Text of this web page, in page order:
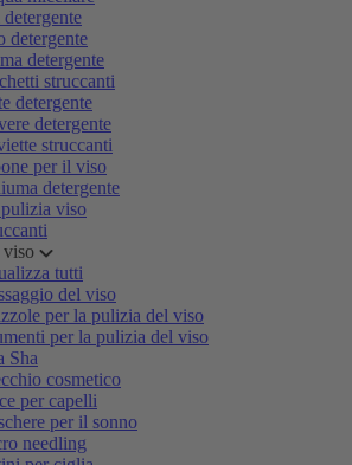
detergente
detergente
struccanti
detergente
detergente
struccanti
per il viso
detergente
pulizia viso
viso
tutti
del viso
per la pulizia del viso
per la pulizia del viso
Sha
cosmetico
per capelli
per il sonno
needling